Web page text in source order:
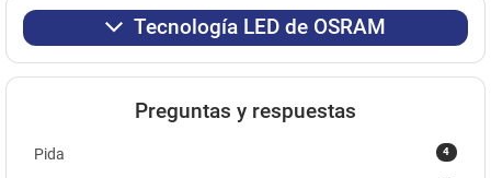
Tecnología LED de OSRAM
Preguntas y respuestas
4
Pida